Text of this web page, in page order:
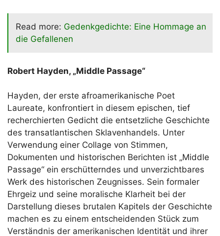
Read more: Gedenkgedichte: Eine Hommage an
die Gefallenen
Robert Hayden, „Middle Passage“
Hayden, der erste afroamerikanische Poet
Laureate, konfrontiert in diesem epischen, tief
recherchierten Gedicht die entsetzliche Geschichte
des transatlantischen Sklavenhandels. Unter
Verwendung einer Collage von Stimmen,
Dokumenten und historischen Berichten ist „Middle
Passage“ ein erschütterndes und unverzichtbares
Werk des historischen Zeugnisses. Sein formaler
Ehrgeiz und seine moralische Klarheit bei der
Darstellung dieses brutalen Kapitels der Geschichte
machen es zu einem entscheidenden Stück zum
Verständnis der amerikanischen Identität und ihrer